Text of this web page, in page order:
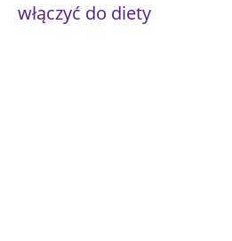
włączyć do diety